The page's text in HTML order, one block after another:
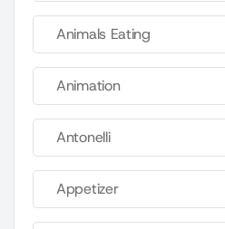
Animals Eating
Animation
Antonelli
Appetizer